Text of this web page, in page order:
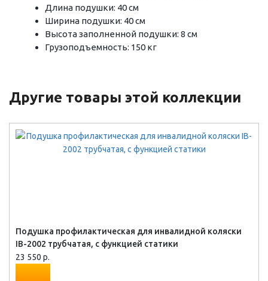
Длина подушки: 40 см
Ширина подушки: 40 см
Высота заполненной подушки: 8 см
Грузоподъемность: 150 кг
Другие товары этой коллекции
Подушка профилактическая для инвалидной коляски
IB-2002 трубчатая, с функцией статики
23 550 р.